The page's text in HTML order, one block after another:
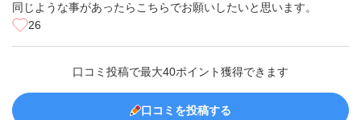
同じような事があったらこちらでお願いしたいと思います。
26
口コミ投稿で最大40ポイント獲得できます
口コミを投稿する